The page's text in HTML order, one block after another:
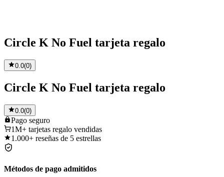
Circle K No Fuel tarjeta regalo
0.0(0)
Circle K No Fuel tarjeta regalo
0.0(0)
Pago seguro
1M+ tarjetas regalo vendidas
1.000+ reseñas de 5 estrellas
Métodos de pago admitidos